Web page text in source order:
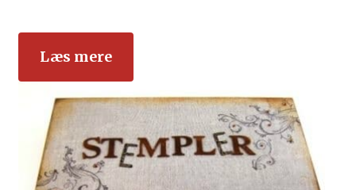
Læs mere